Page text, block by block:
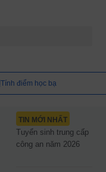
Tính điểm học bạ
TIN MỚI NHẤT
Tuyển sinh trung cấp
công an năm 2026